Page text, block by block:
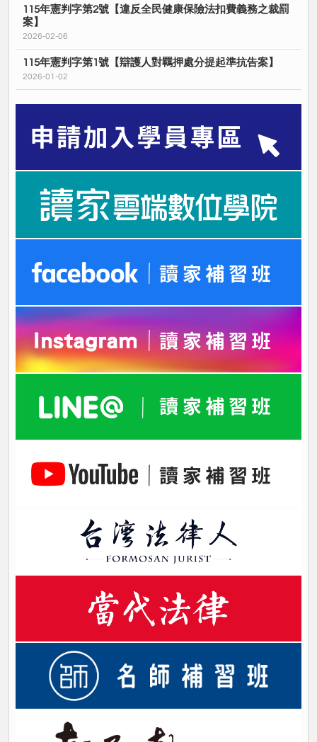
115年憲判字第2號【違反全民健康保險法扣費義務之裁罰
案】
2026-02-06
115年憲判字第1號【辯護人對羈押處分提起準抗告案】
2026-01-02